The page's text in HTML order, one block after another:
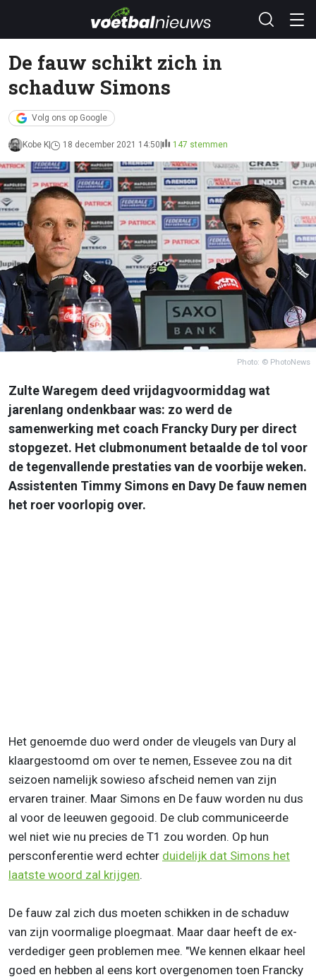
De fauw schikt zich in
schaduw Simons
Volg ons op Google
Kobe K 18 december 2021 14:50 147 stemmen
Photo: © PhotoNews
Zulte Waregem deed vrijdagvoormiddag wat
jarenlang ondenkbaar was: zo werd de
samenwerking met coach Francky Dury per direct
stopgezet. Het clubmonument betaalde de tol voor
de tegenvallende prestaties van de voorbije weken.
Assistenten Timmy Simons en Davy De fauw nemen
het roer voorlopig over.
Het genoemde duo werd onder de vleugels van Dury al
klaargestoomd om over te nemen, Essevee zou na dit
seizoen namelijk sowieso afscheid nemen van zijn
ervaren trainer. Maar Simons en De fauw worden nu dus
al voor de leeuwen gegooid. De club communiceerde
wel niet wie nu precies de T1 zou worden. Op hun
persconferentie werd echter duidelijk dat Simons het
laatste woord zal krijgen.
De fauw zal zich dus moeten schikken in de schaduw
van zijn voormalige ploegmaat. Maar daar heeft de ex-
verdediger geen problemen mee. "We kennen elkaar heel
goed en hebben al eens kort overgenomen toen Francky